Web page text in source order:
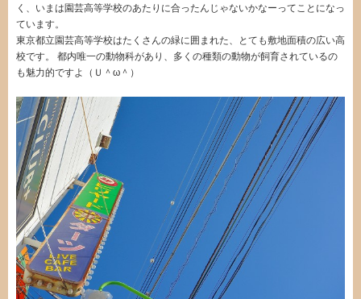
く、いまは園芸高等学校のあたりに合ったんじゃないかなーってことになっ
ています。
東京都立園芸高等学校はたくさんの緑に囲まれた、とても敷地面積の広い高
校です。 都内唯一の動物科があり、多くの種類の動物が飼育されているの
も魅力的ですよ（Ｕ＾ω＾）